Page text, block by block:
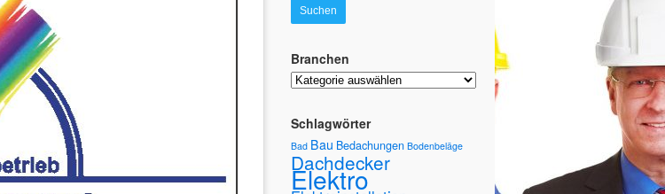
Suchen
Branchen
Branchen
Schlagwörter
Bad Bau Bedachungen Bodenbeläge
Dachdecker
Elektro